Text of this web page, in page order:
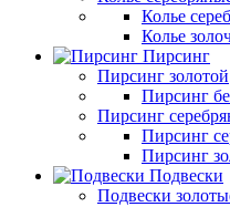
Колье
Колье
Пирсинг
Пирсинг золотой
Пирсинг
Пирсинг
Пирсинг
Пирсинг
Подвески
Подвески